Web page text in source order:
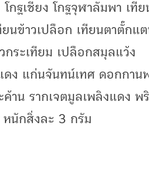
โกฐเชียง โกฐจุฬาลัมพา เทีย
นข้าวเปลือก เทียนตาตั๊กแ
ระเทียม เปลือกสมุลแว้ง
ง แก่นจันทน์เทศ ดอกกาน
าน รากเจตมูลเพลิงแดง พ
นักสิ่งละ 3 กรัม